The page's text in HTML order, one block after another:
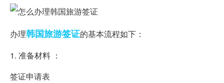
办理韩国旅游签证的基本流程如下：
1. 准备材料 ：
签证申请表